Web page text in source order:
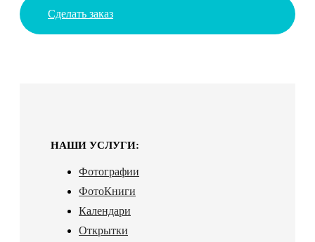
Сделать заказ
НАШИ УСЛУГИ:
Фотографии
ФотоКниги
Календари
Открытки